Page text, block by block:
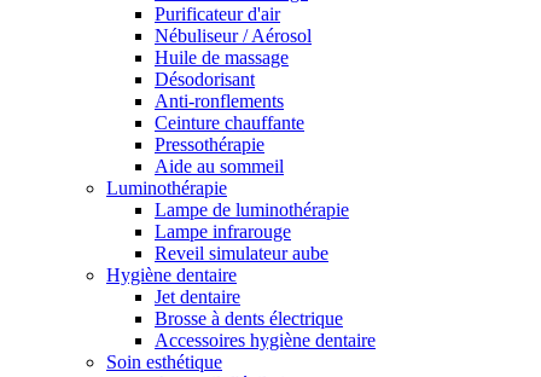
Purificateur d'air
Nébuliseur / Aérosol
Huile de massage
Désodorisant
Anti-ronflements
Ceinture chauffante
Pressothérapie
Aide au sommeil
Luminothérapie
Lampe de luminothérapie
Lampe infrarouge
Reveil simulateur aube
Hygiène dentaire
Jet dentaire
Brosse à dents électrique
Accessoires hygiène dentaire
Soin esthétique